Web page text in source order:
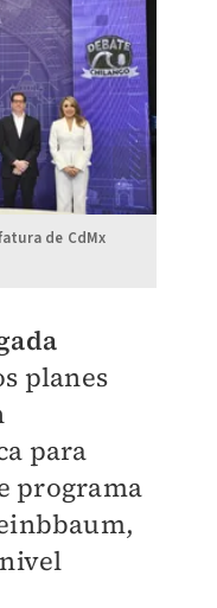
de CdMx
planes
para
programa